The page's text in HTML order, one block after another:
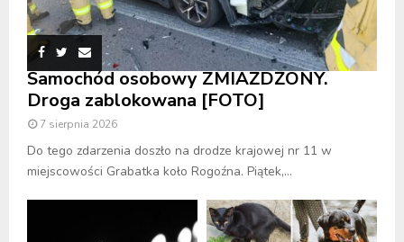
Samochód osobowy ZMIAŻDŻONY.
Droga zablokowana [FOTO]
7 sierpnia 2026
Do tego zdarzenia doszło na drodze krajowej nr 11 w
miejscowości Grabatka koło Rogoźna. Piątek,...